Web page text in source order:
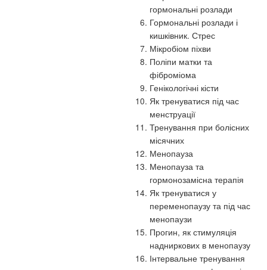
гормональні розлади
Гормональні розлади і
кишківник. Стрес
Мікробіом піхви
Поліпи матки та
фіброміома
Генікологічні кісти
Як тренуватися під час
менструації
Тренування при болісних
місячних
Менопауза
Менопауза та
гормонозамісна терапія
Як тренуватися у
переменопаузу та під час
менопаузи
Прогин, як стимуляція
надниркових в менопаузу
Інтервальне тренування